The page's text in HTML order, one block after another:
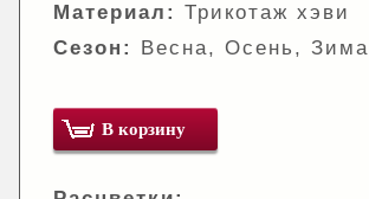
Материал: Трикотаж хэви
Сезон:
Весна, Осень, Зима
В корзину